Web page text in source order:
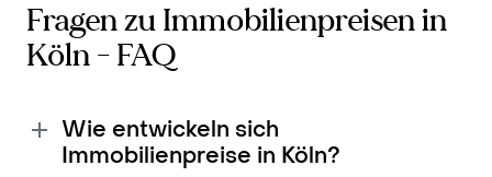
Fragen zu Immobilienpreisen in
Köln - FAQ
Wie entwickeln sich
Immobilienpreise in Köln?